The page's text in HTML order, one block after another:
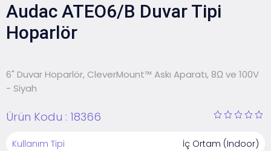
Audac ATEO6/B Duvar Tipi
Hoparlör
6" Duvar Hoparlör, CleverMount™ Askı Aparatı, 8Ω ve 100V
- Siyah
Ürün Kodu : 18366
Kullanım Tipi
İç Ortam (Indoor)